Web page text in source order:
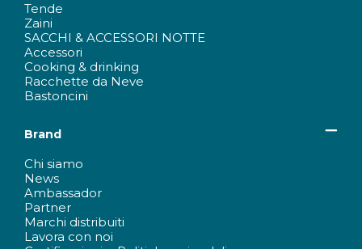
Tende
Zaini
SACCHI & ACCESSORI NOTTE
Accessori
Cooking & drinking
Racchette da Neve
Bastoncini
Brand
Chi siamo
News
Ambassador
Partner
Marchi distribuiti
Lavora con noi